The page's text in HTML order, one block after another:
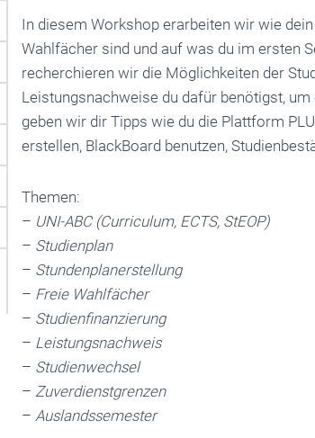
In diesem Workshop erarbeiten wir wie
Wahlfächer sind und auf was du im ersten
recherchieren wir die Möglichkeiten der
Leistungsnachweise du dafür benötigst,
geben wir dir Tipps wie du die Plattform
erstellen, BlackBoard benutzen,
Themen:
– UNI-ABC (Curriculum, ECTS, StEOP)
– Studienplan
– Stundenplanerstellung
– Freie Wahlfächer
– Studienfinanzierung
– Leistungsnachweis
– Studienwechsel
– Zuverdienstgrenzen
– Auslandssemester